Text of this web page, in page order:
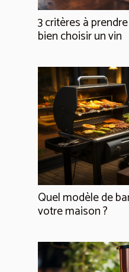
3 critères à
bien choisir un vin
Quel modèle de
votre maison ?